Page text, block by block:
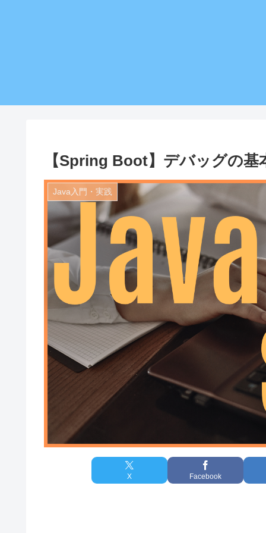
【Spring Boot】デバッグの
Java入門・実践
X Facebook